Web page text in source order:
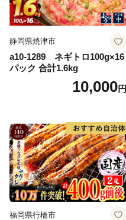
静岡県焼津市
a10-1289 ネギトロ100g×16
パック 合計1.6kg
10,000円
福岡県行橋市